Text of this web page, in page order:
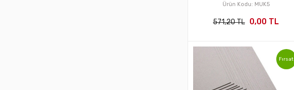
Ürün Kodu: MUK5
571,20 TL 0,00 TL
Fırsat